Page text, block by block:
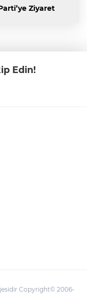
Ziyaret
Edin!
Copyright© 2006-